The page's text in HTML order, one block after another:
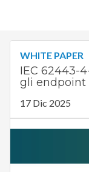
WHITE PAPER
IEC 62443-
gli endpoint
17 Dic 2025